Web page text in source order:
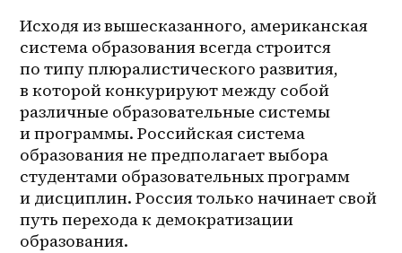
Исходя из вышесказанного, американская
система образования всегда строится
по типу плюралистического развития,
в которой конкурируют между собой
различные образовательные системы
и программы. Российская система
образования не предполагает выбора
студентами образовательных программ
и дисциплин. Россия только начинает свой
путь перехода к демократизации
образования.